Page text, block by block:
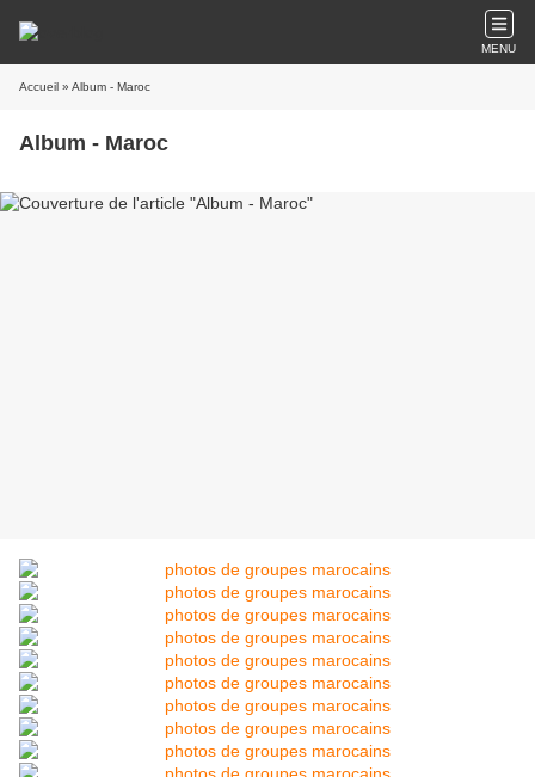
MENU
Accueil » Album - Maroc
Album - Maroc